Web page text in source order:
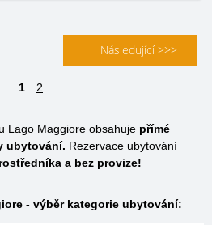
Následující >>>
1 2
Lago Maggiore obsahuje přímé
ubytování. Rezervace ubytování
a bez provize!
- výběr kategorie ubytování: